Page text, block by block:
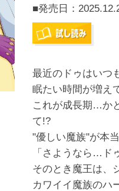
■発売日：
最近のドゥはいつ
眠たい時間が増え
これが成長期…か
て!?
"優しい魔族"が本
「さようなら…ド
そのとき魔王は
カワイイ魔族のハ